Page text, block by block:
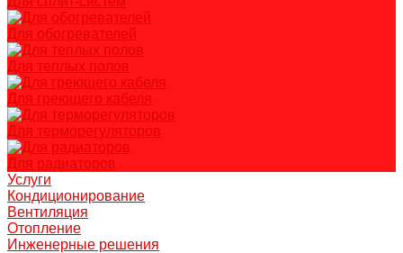
Для обогревателей
Для теплых полов
Для греющего кабеля
Для терморегуляторов
Для радиаторов
Услуги
Кондиционирование
Вентиляция
Отопление
Инженерные решения